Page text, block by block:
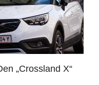
„Crossland X“